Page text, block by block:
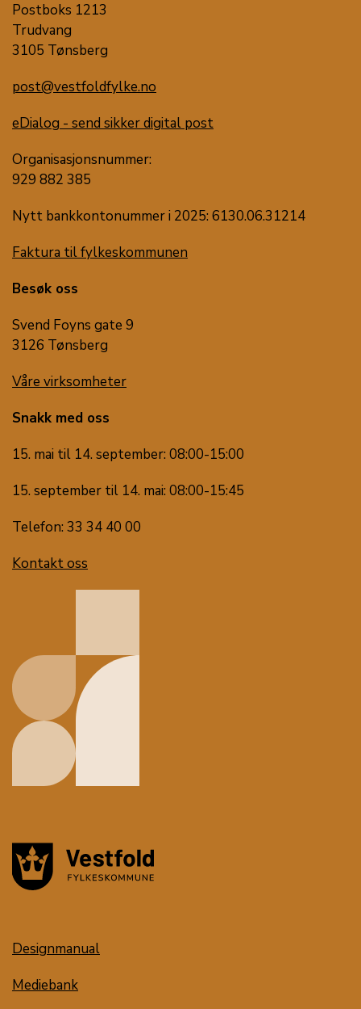
Postboks 1213
Trudvang
3105 Tønsberg
post@vestfoldfylke.no
eDialog - send sikker digital post
Organisasjonsnummer:
929 882 385
Nytt bankkontonummer i 2025: 6130.06.31214
Faktura til fylkeskommunen
Besøk oss
Svend Foyns gate 9
3126 Tønsberg
Våre virksomheter
Snakk med oss
15. mai til 14. september: 08:00-15:00
15. september til 14. mai: 08:00-15:45
Telefon: 33 34 40 00
Kontakt oss
Designmanual
Mediebank